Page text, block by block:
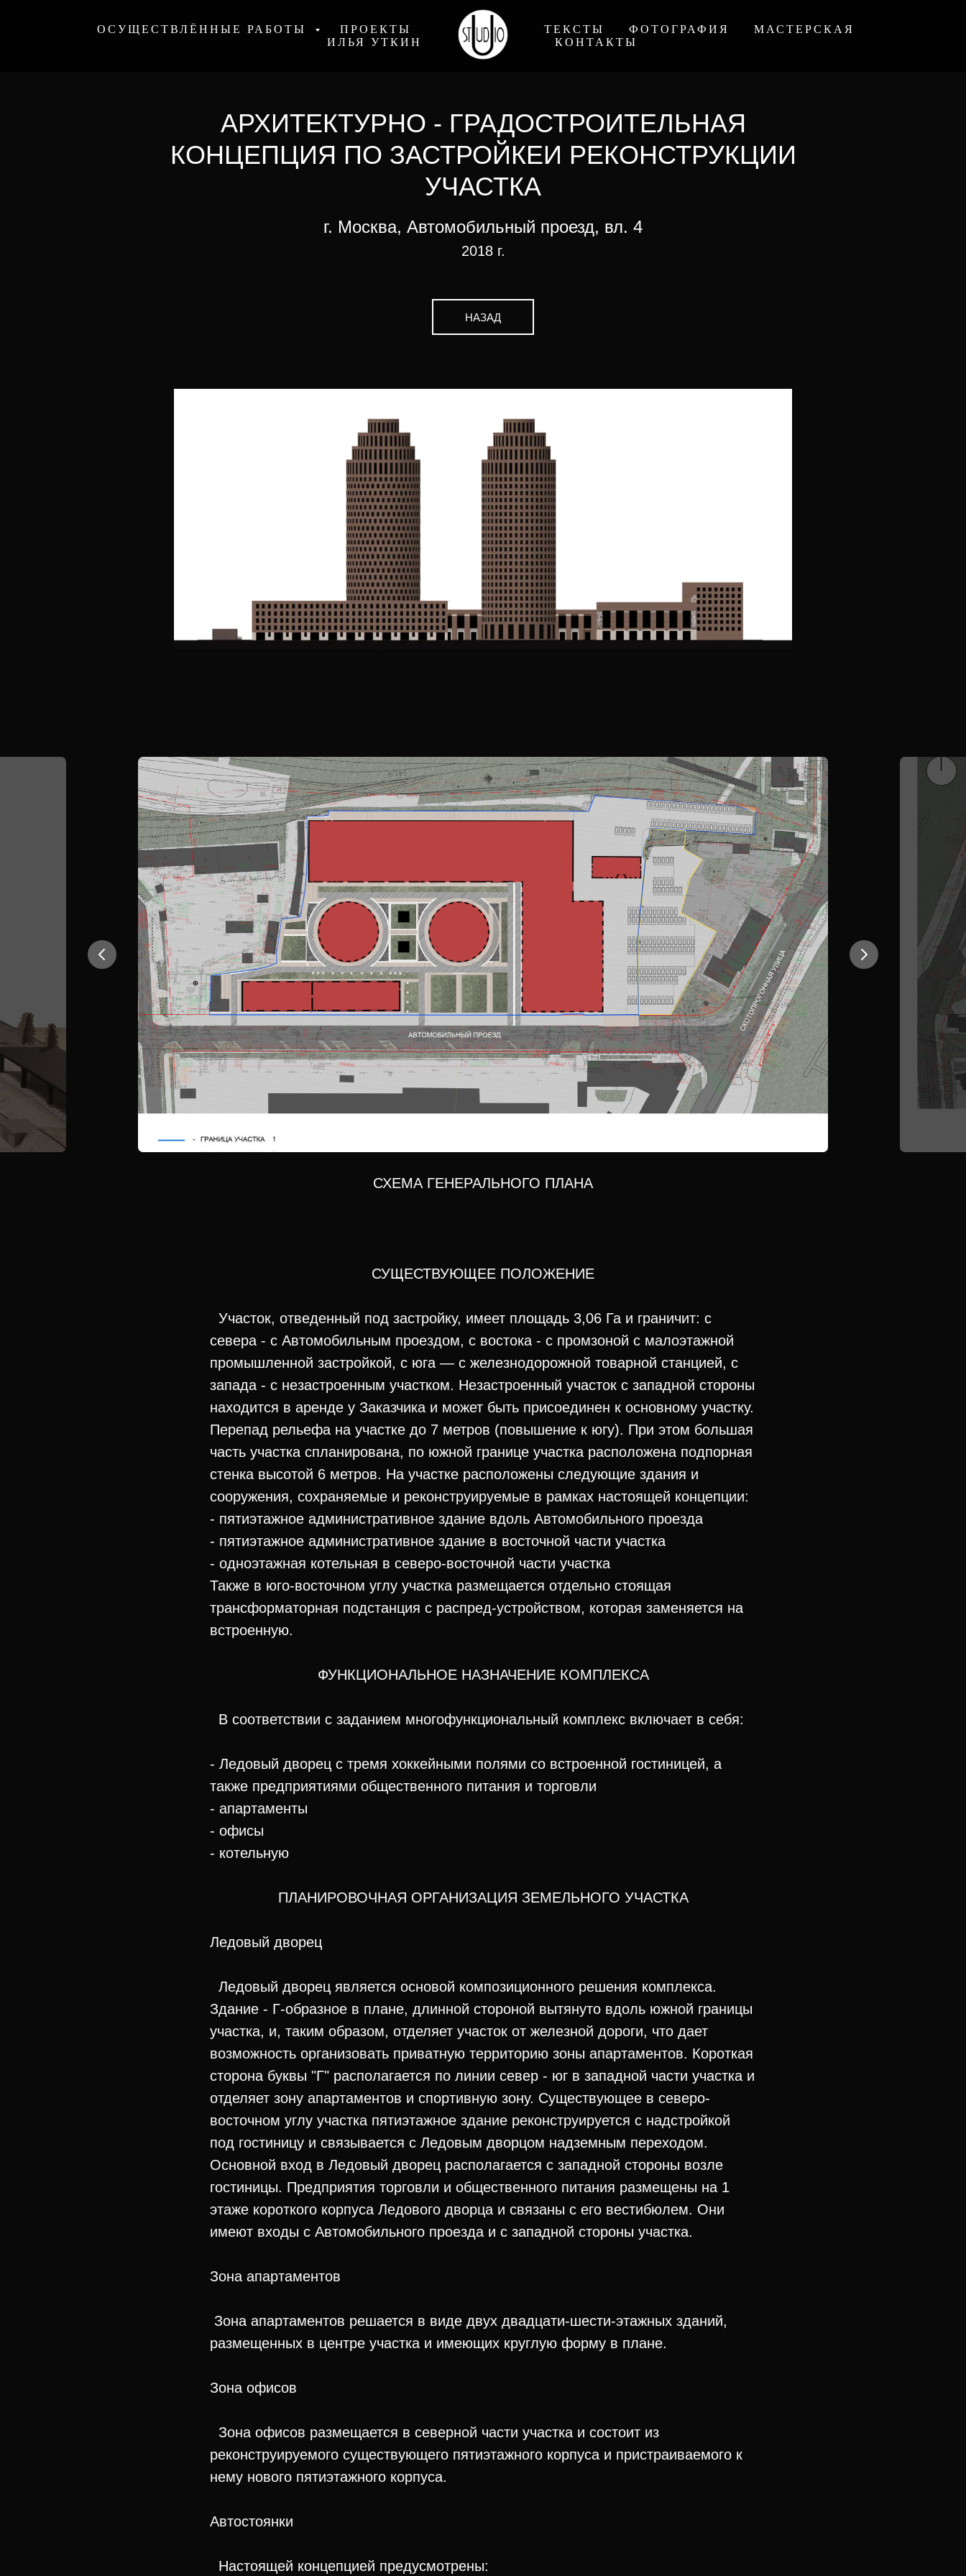
ОСУЩЕСТВЛЁННЫЕ РАБОТЫ
ПРОЕКТЫ
ИЛЬЯ УТКИН
ТЕКСТЫ ФОТОГРАФИЯ
МАСТЕРСКАЯ
КОНТАКТЫ
АРХИТЕКТУРНО - ГРАДОСТРОИТЕЛЬНАЯ
КОНЦЕПЦИЯ ПО ЗАСТРОЙКЕИ РЕКОНСТРУКЦИИ
УЧАСТКА
г. Москва, Автомобильный проезд, вл. 4
2018 г.
НАЗАД
СХЕМА ГЕНЕРАЛЬНОГО ПЛАНА
СУЩЕСТВУЮЩЕЕ ПОЛОЖЕНИЕ
Участок, отведенный под застройку, имеет площадь 3,06 Га и граничит: с
севера - с Автомобильным проездом, с востока - с промзоной с малоэтажной
промышленной застройкой, с юга — с железнодорожной товарной станцией, с
запада - с незастроенным участком. Незастроенный участок с западной стороны
находится в аренде у Заказчика и может быть присоединен к основному участку.
Перепад рельефа на участке до 7 метров (повышение к югу). При этом большая
часть участка спланирована, по южной границе участка расположена подпорная
стенка высотой 6 метров. На участке расположены следующие здания и
сооружения, сохраняемые и реконструируемые в рамках настоящей концепции:
- пятиэтажное административное здание вдоль Автомобильного проезда
- пятиэтажное административное здание в восточной части участка
- одноэтажная котельная в северо-восточной части участка
Также в юго-восточном углу участка размещается отдельно стоящая
трансформаторная подстанция с распред-устройством, которая заменяется на
встроенную.
ФУНКЦИОНАЛЬНОЕ НАЗНАЧЕНИЕ КОМПЛЕКСА
В соответствии с заданием многофункциональный комплекс включает в себя:
- Ледовый дворец с тремя хоккейными полями со встроенной гостиницей, а
также предприятиями общественного питания и торговли
- апартаменты
- офисы
- котельную
ПЛАНИРОВОЧНАЯ ОРГАНИЗАЦИЯ ЗЕМЕЛЬНОГО УЧАСТКА
Ледовый дворец
Ледовый дворец является основой композиционного решения комплекса.
Здание - Г-образное в плане, длинной стороной вытянуто вдоль южной границы
участка, и, таким образом, отделяет участок от железной дороги, что дает
возможность организовать приватную территорию зоны апартаментов. Короткая
сторона буквы "Г" располагается по линии север - юг в западной части участка и
отделяет зону апартаментов и спортивную зону. Существующее в северо-
восточном углу участка пятиэтажное здание реконструируется с надстройкой
под гостиницу и связывается с Ледовым дворцом надземным переходом.
Основной вход в Ледовый дворец располагается с западной стороны возле
гостиницы. Предприятия торговли и общественного питания размещены на 1
этаже короткого корпуса Ледового дворца и связаны с его вестибюлем. Они
имеют входы с Автомобильного проезда и с западной стороны участка.
Зона апартаментов
Зона апартаментов решается в виде двух двадцати-шести-этажных зданий,
размещенных в центре участка и имеющих круглую форму в плане.
Зона офисов
Зона офисов размещается в северной части участка и состоит из
реконструируемого существующего пятиэтажного корпуса и пристраиваемого к
нему нового пятиэтажного корпуса.
Автостоянки
Настоящей концепцией предусмотрены: